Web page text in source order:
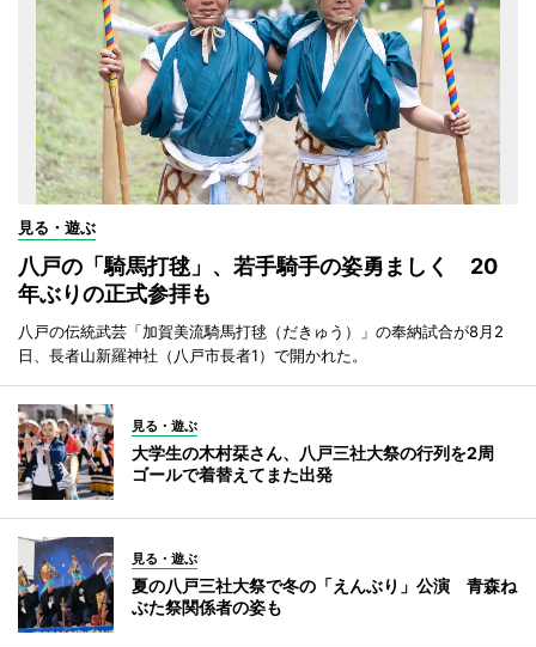
見る・遊ぶ
八戸の「騎馬打毬」、若手騎手の姿勇ましく 20
年ぶりの正式参拝も
八戸の伝統武芸「加賀美流騎馬打毬（だきゅう）」の奉納試合が8月2
日、長者山新羅神社（八戸市長者1）で開かれた。
見る・遊ぶ
大学生の木村栞さん、八戸三社大祭の行列を2周
ゴールで着替えてまた出発
見る・遊ぶ
夏の八戸三社大祭で冬の「えんぶり」公演 青森ね
ぶた祭関係者の姿も